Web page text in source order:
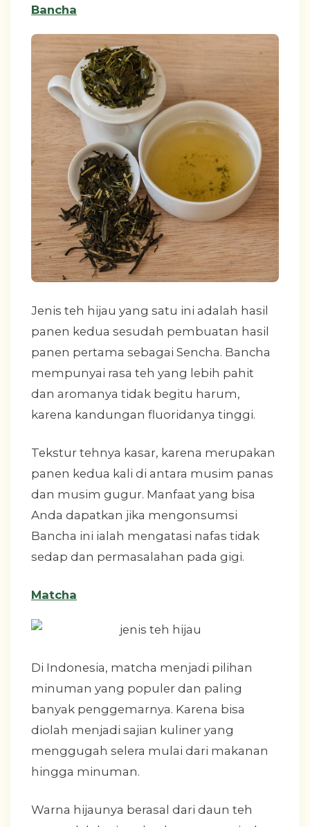
Bancha
Jenis teh hijau yang satu ini adalah hasil
panen kedua sesudah pembuatan hasil
panen pertama sebagai Sencha. Bancha
mempunyai rasa teh yang lebih pahit
dan aromanya tidak begitu harum,
karena kandungan fluoridanya tinggi.
Tekstur tehnya kasar, karena merupakan
panen kedua kali di antara musim panas
dan musim gugur. Manfaat yang bisa
Anda dapatkan jika mengonsumsi
Bancha ini ialah mengatasi nafas tidak
sedap dan permasalahan pada gigi.
Matcha
Di Indonesia, matcha menjadi pilihan
minuman yang populer dan paling
banyak penggemarnya. Karena bisa
diolah menjadi sajian kuliner yang
menggugah selera mulai dari makanan
hingga minuman.
Warna hijaunya berasal dari daun teh